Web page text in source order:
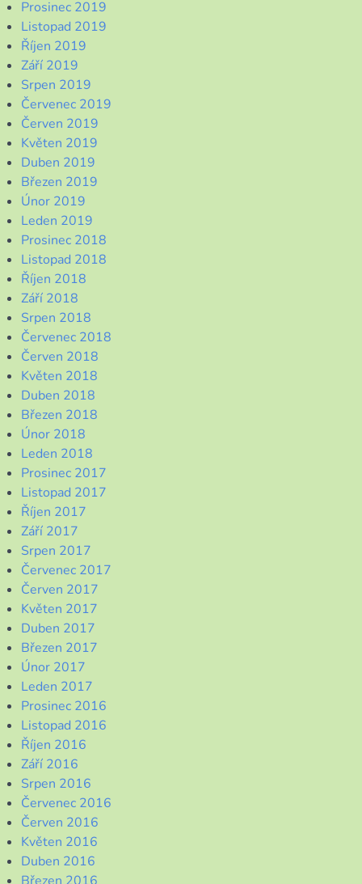
Prosinec 2019
Listopad 2019
Říjen 2019
Září 2019
Srpen 2019
Červenec 2019
Červen 2019
Květen 2019
Duben 2019
Březen 2019
Únor 2019
Leden 2019
Prosinec 2018
Listopad 2018
Říjen 2018
Září 2018
Srpen 2018
Červenec 2018
Červen 2018
Květen 2018
Duben 2018
Březen 2018
Únor 2018
Leden 2018
Prosinec 2017
Listopad 2017
Říjen 2017
Září 2017
Srpen 2017
Červenec 2017
Červen 2017
Květen 2017
Duben 2017
Březen 2017
Únor 2017
Leden 2017
Prosinec 2016
Listopad 2016
Říjen 2016
Září 2016
Srpen 2016
Červenec 2016
Červen 2016
Květen 2016
Duben 2016